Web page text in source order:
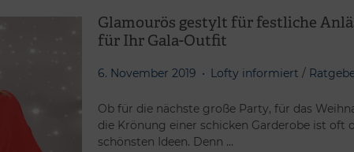
Glamourös gestylt für festliche
für Ihr Gala-Outfit
6. November 2019 Lofty informiert /
Ob für die nächste große Party, für das
die Krönung einer schicken Garderobe ist oft
schönsten Ideen. Denn …